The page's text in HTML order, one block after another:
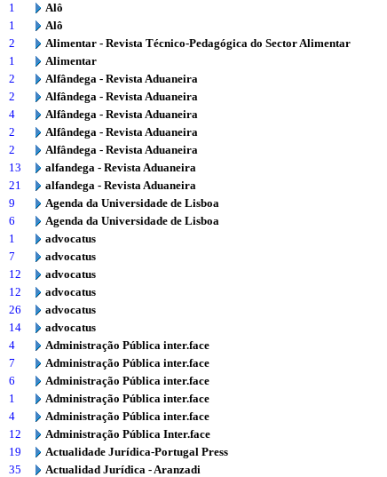
1
Alô
1
Alô
2
Alimentar - Revista Técnico-Pedagógica do Sector Alimentar
1
Alimentar
2
Alfândega - Revista Aduaneira
2
Alfândega - Revista Aduaneira
4
Alfândega - Revista Aduaneira
2
Alfândega - Revista Aduaneira
2
Alfândega - Revista Aduaneira
13
alfandega - Revista Aduaneira
21
alfandega - Revista Aduaneira
9
Agenda da Universidade de Lisboa
6
Agenda da Universidade de Lisboa
1
advocatus
7
advocatus
12
advocatus
12
advocatus
26
advocatus
14
advocatus
4
Administração Pública inter.face
7
Administração Pública inter.face
6
Administração Pública inter.face
1
Administração Pública inter.face
4
Administração Pública inter.face
12
Administração Pública Inter.face
19
Actualidade Jurídica-Portugal Press
35
Actualidad Jurídica - Aranzadi